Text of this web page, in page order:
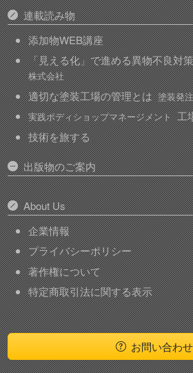
連載読み物
添加物WEB講座
「見える化」で進める異物不良対
株式会社
適切な塗装工場の管理とは 塗装発
実践ボディショップマネージメント 工
技術を旅する
出版物のご案内
About Us
企業情報
プライバシーポリシー
著作権について
特定商取引法に関する表示
お問い合わせ